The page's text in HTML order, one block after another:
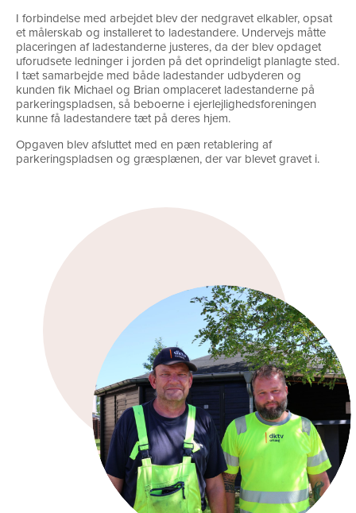
I forbindelse med arbejdet blev der nedgravet elkabler, opsat
et målerskab og installeret to ladestandere. Undervejs måtte
placeringen af ladestanderne justeres, da der blev opdaget
uforudsete ledninger i jorden på det oprindeligt planlagte sted.
I tæt samarbejde med både ladestander udbyderen og
kunden fik Michael og Brian omplaceret ladestanderne på
parkeringspladsen, så beboerne i ejerlejlighedsforeningen
kunne få ladestandere tæt på deres hjem.
Opgaven blev afsluttet med en pæn retablering af
parkeringspladsen og græsplænen, der var blevet gravet i.